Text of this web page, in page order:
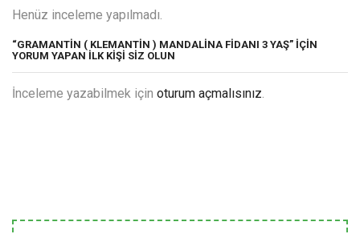
Henüz inceleme yapılmadı.
“GRAMANTIN ( KLEMANTIN ) MANDALINA FIDANI 3 YAŞ” IÇIN
YORUM YAPAN ILK KIŞI SIZ OLUN
İnceleme yazabilmek için oturum açmalısınız.